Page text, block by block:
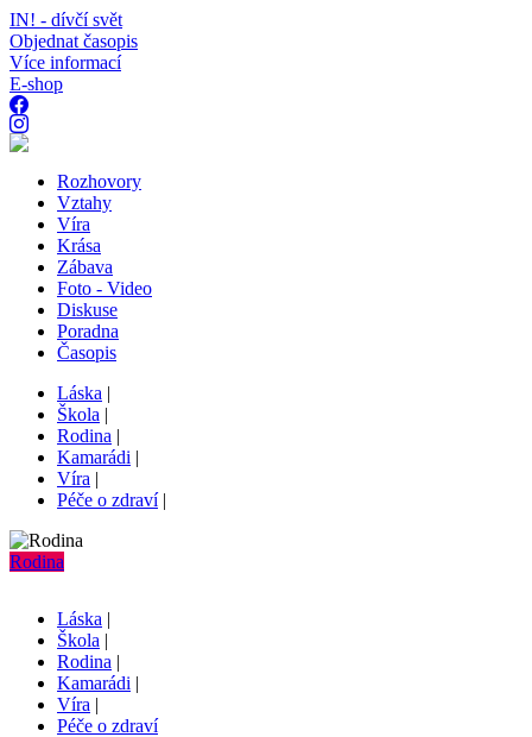
IN! - dívčí svět
Objednat časopis
Více informací
E-shop
Rozhovory
Vztahy
Víra
Krása
Zábava
Foto - Video
Diskuse
Poradna
Časopis
Láska |
Škola |
Rodina |
Kamarádi |
Víra |
Péče o zdraví|
Rodina
Láska |
Škola |
Rodina |
Kamarádi |
Víra |
Péče o zdraví